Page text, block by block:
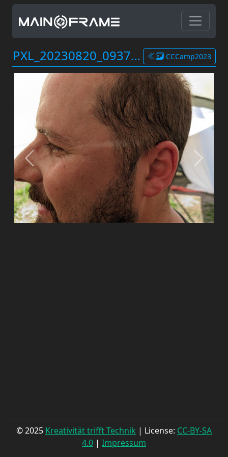
PXL_20230820_093714393.jpg CCCamp2023
© 2025 Kreativität trifft Technik | License: CC-BY-SA
4.0 | Impressum